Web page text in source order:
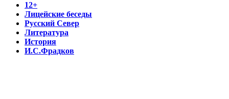
12+
Лицейские беседы
Русский Север
Литература
История
И.С.Фрадков